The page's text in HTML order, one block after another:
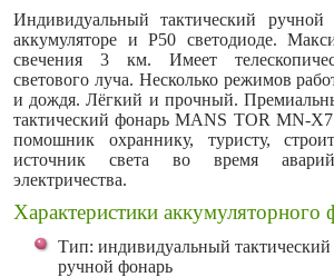
Индивидуальный тактический
аккумуляторе и P50 светодиоде.
свечения 3 км. Имеет
светового луча. Несколько режимов
и дождя. Лёгкий и прочный.
тактический фонарь MANS TOR MN-
помошник охраннику, туристу,
источник света во время
электричества.
Характеристики аккумуляторного
Тип: индивидуальный
ручной фонарь